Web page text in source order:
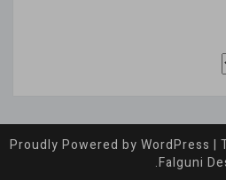
Proudly Powered byWordPress |
Falguni
.